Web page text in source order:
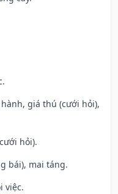
hành, giá thú (cưới hỏi),
hỏi).
bái), mai táng.
việc.